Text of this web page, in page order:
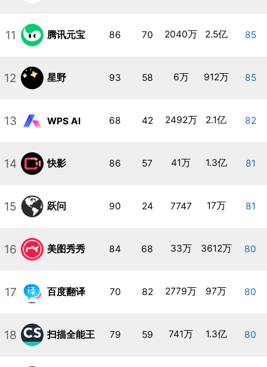
11 腾讯元宝 86 70 2040万 2.5亿 85
12 星野 93 58 6万 912万 85
13 WPS AI 68 42 2492万 2.1亿 82
14 快影 86 57 41万 1.3亿 81
15 跃问 90 24 7747 17万 81
16 美图秀秀 84 68 33万 3612万 80
17 百度翻译 70 82 2779万 97万 80
18 扫描全能王 79 59 741万 1.3亿 80